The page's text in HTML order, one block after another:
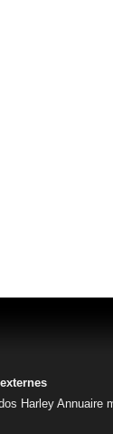
Harley Annuaire